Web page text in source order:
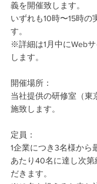
義を開催致します。
いずれも10時〜15時の
す。
※詳細は1月中にWeb
します。
開催場所：
当社提供の研修室（東
施致します。
定員：
1企業につき3名様から
あたり40名に達し次
だきます。